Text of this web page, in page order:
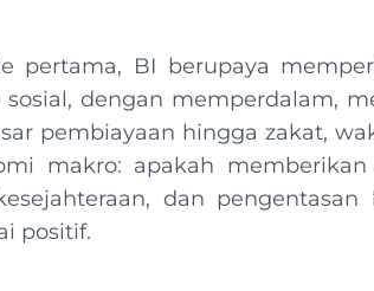
pertama, BI berupaya
dengan memperdalam,
pembiayaan hingga zakat,
makro: apakah
dan
positif.